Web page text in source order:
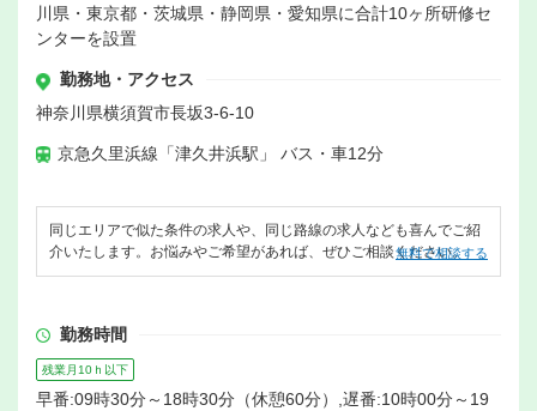
川県・東京都・茨城県・静岡県・愛知県に合計10ヶ所研修セ
ンターを設置
勤務地・アクセス
神奈川県横須賀市長坂3-6-10
京急久里浜線「津久井浜駅」 バス・車12分
同じエリアで似た条件の求人や、同じ路線の求人なども喜んでご紹
介いたします。お悩みやご希望があれば、ぜひご相談ください。
無料で相談する
勤務時間
残業月10ｈ以下
早番:09時30分～18時30分（休憩60分）,遅番:10時00分～19